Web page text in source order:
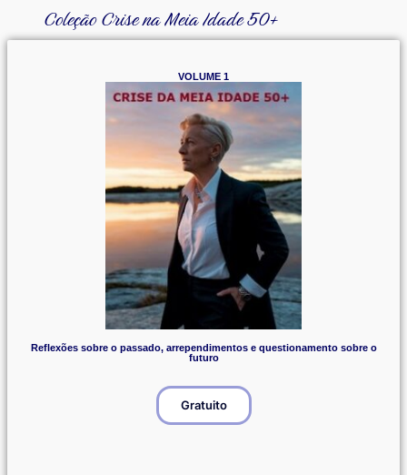
Coleção Crise na Meia Idade 50+
VOLUME 1
Reflexões sobre o passado, arrependimentos e questionamento sobre o
futuro
Gratuito